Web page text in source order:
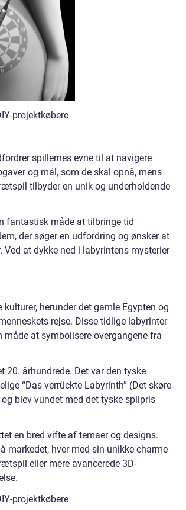
projektkøbere
spillernes evne til at navigere
og mål, som de skal opnå, mens
tilbyder en unik og underholdende
fantastisk måde at tilbringe tid
der søger en udfordring og ønsker at
at dykke ned i labyrintens mysterier
herunder det gamle Egypten og
rejse. Disse tidlige labyrinter
at symbolisere overgangene fra
20. århundrede. Det var den tyske
“Das verrückte Labyrinth” (Det skøre
blev vundet med det tyske spilpris
en bred vifte af temaer og designs.
hver med sin unikke charme
eller mere avancerede 3D-
projektkøbere